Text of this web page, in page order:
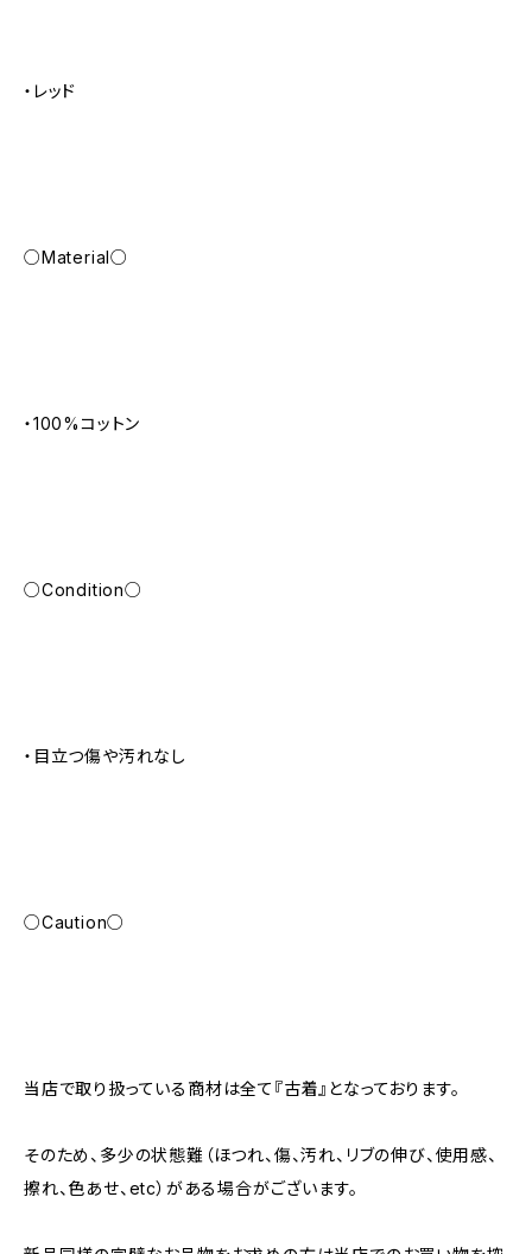
・レッド
○Material○
・100%コットン
○Condition○
・目立つ傷や汚れなし
○Caution○
当店で取り扱っている商材は全て『古着』となっております。
そのため、多少の状態難（ほつれ、傷、汚れ、リブの伸び、使用感、
擦れ、色あせ、etc）がある場合がございます。